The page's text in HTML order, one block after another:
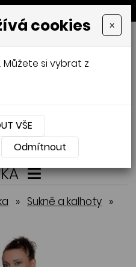
XXL
VÝROBA
Košík 0
» Sukně a kalhoty »
cookies ×
Můžete si vybrat z
VŠE
Odmítnout